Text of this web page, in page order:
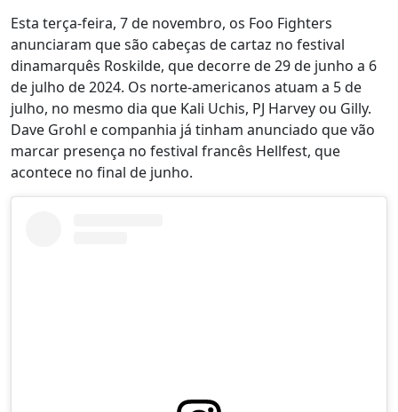
Esta terça-feira, 7 de novembro, os Foo Fighters
anunciaram que são cabeças de cartaz no festival
dinamarquês Roskilde, que decorre de 29 de junho a 6
de julho de 2024. Os norte-americanos atuam a 5 de
julho, no mesmo dia que Kali Uchis, PJ Harvey ou Gilly.
Dave Grohl e companhia já tinham anunciado que vão
marcar presença no festival francês Hellfest, que
acontece no final de junho.